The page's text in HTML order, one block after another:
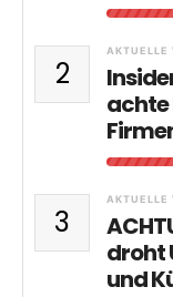
2
AKTUELLE
3
AKTUELLE
droht
und